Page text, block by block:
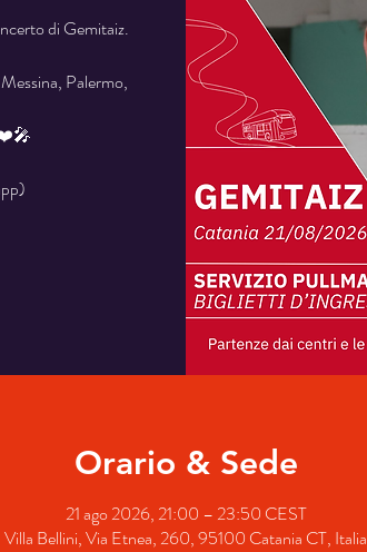
di Gemitaiz.
Palermo,
❤️🎤
Orario & Sede
21 ago 2026, 21:00 – 23:50 CEST
Villa Bellini, Via Etnea, 260, 95100 Catania CT, Italia